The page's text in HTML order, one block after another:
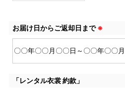
お届け日からご返却日まで ※
「レンタル衣裳 約款」